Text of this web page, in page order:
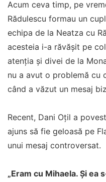
Acum ceva timp, pe
Rădulescu formau un
echipa de la Neatza cu
acesteia i-a răvășit pe
atenția și divei de la
nu a avut o problemă cu
când a văzut un mesaj
Recent, Dani Oțil a
ajuns să fie geloasă pe
unui mesaj controversat.
„Eram cu Mihaela. Și ea